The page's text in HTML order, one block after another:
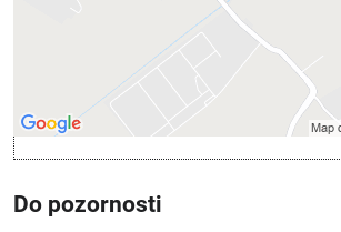
Povoliť a zapamätať - súhlas s druhom
cookie: Funkčné
Otvoriť obsah v novom okne
Do pozornosti